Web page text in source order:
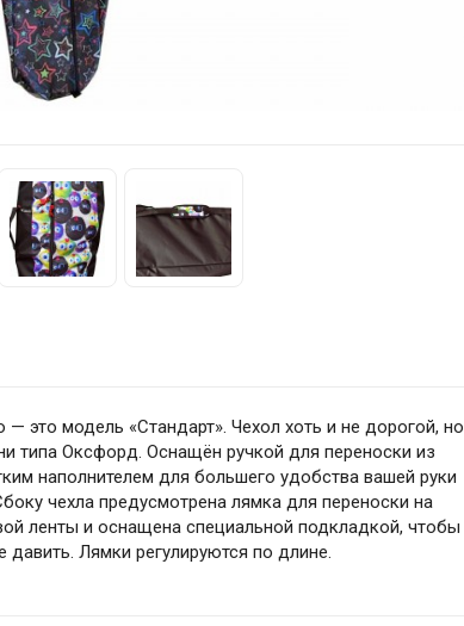
это модель «Стандарт». Чехол хоть и не дорогой, но
типа Оксфорд. Оснащён ручкой для переноски из
наполнителем для большего удобства вашей руки
чехла предусмотрена лямка для переноски на
ленты и оснащена специальной подкладкой, чтобы
давить. Лямки регулируются по длине.